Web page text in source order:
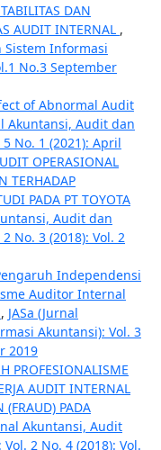
DAN
AUDIT INTERNAL ,
Sistem Informasi
No.3 September
of Abnormal Audit
Akuntansi, Audit dan
No. 1 (2021): April
OPERASIONAL
TERHADAP
PADA PT TOYOTA
Audit dan
No. 3 (2018): Vol. 2
Independensi
Auditor Internal
, JASa (Jurnal
Akuntansi): Vol. 3
2019
PROFESIONALISME
AUDIT INTERNAL
(FRAUD) PADA
Akuntansi, Audit
2 No. 4 (2018): Vol.